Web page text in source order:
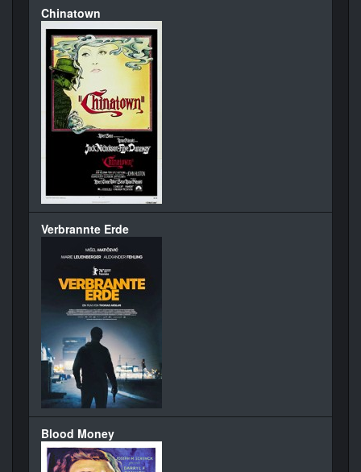
Chinatown
Verbrannte Erde
Blood Money